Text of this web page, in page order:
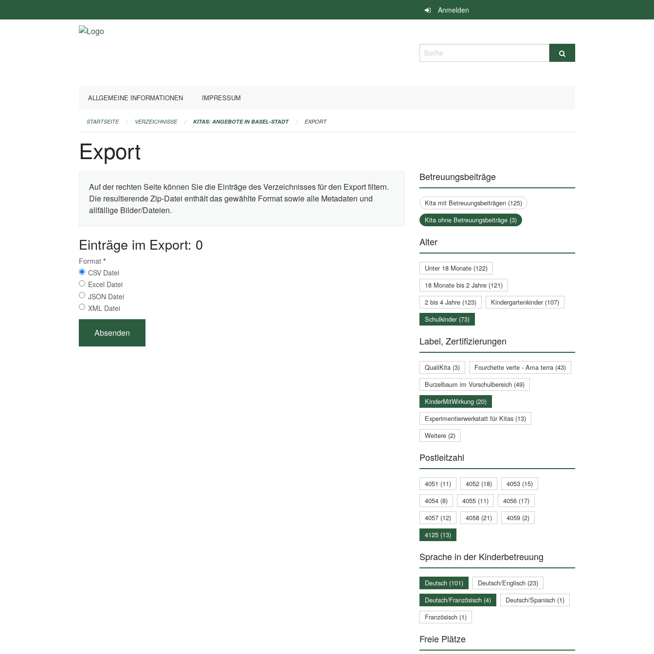
überspringen
Anmelden
Suche
ALLGEMEINE INFORMATIONEN IMPRESSUM
STARTSEITE VERZEICHNISSE KITAS: ANGEBOTE IN BASEL-STADT EXPORT
Export
Auf der rechten Seite können Sie die Einträge des Verzeichnisses für den Export filtern.
Die resultierende Zip-Datei enthält das gewählte Format sowie alle Metadaten und
allfällige Bilder/Dateien.
Einträge im Export: 0
Format *
CSV Datei
Excel Datei
JSON Datei
XML Datei
Betreuungsbeiträge
Kita mit Betreuungsbeiträgen (125)
Kita ohne Betreuungsbeiträge (3)
Alter
Unter 18 Monate (122)
18 Monate bis 2 Jahre (121)
2 bis 4 Jahre (123)
Kindergartenkinder (107)
Schulkinder (73)
Label, Zertifizierungen
QualiKita (3)
Fourchette verte - Ama terra (43)
Burzelbaum im Vorschulbereich (49)
KinderMitWirkung (20)
Experimentierwerkstatt für Kitas (13)
Weitere (2)
Postleitzahl
4051 (11) 4052 (18)
4053 (15)
4054 (8)
4055 (11)
4056 (17)
4057 (12)
4058 (21)
4059 (2)
4125 (13)
Sprache in der Kinderbetreuung
Deutsch (101)
Deutsch/Englisch (23)
Deutsch/Französisch (4)
Deutsch/Spanisch (1)
Französisch (1)
Freie Plätze